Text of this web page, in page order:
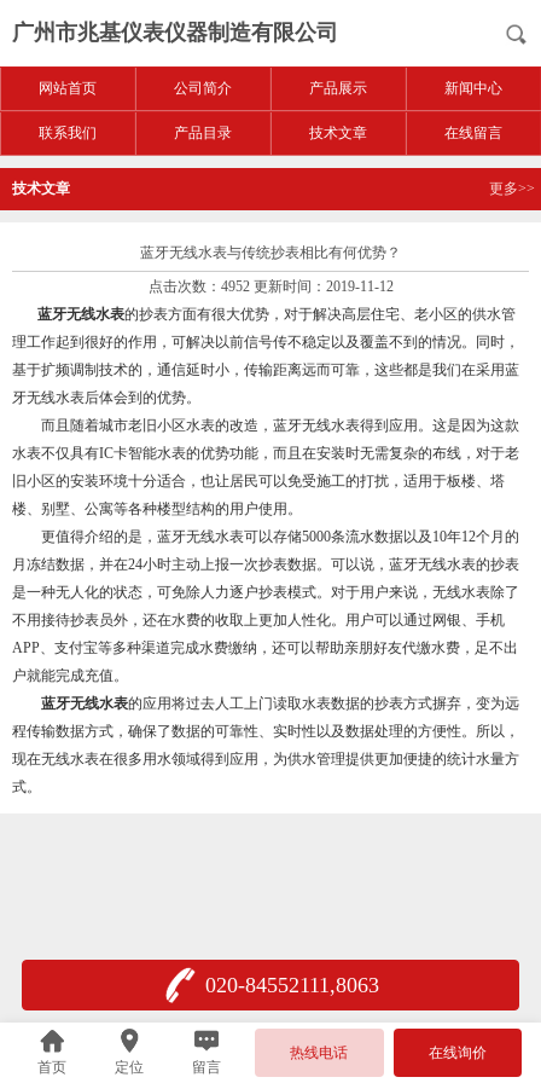
广州市兆基仪表仪器制造有限公司
网站首页 公司简介 产品展示 新闻中心
联系我们 产品目录 技术文章 在线留言
技术文章 更多>>
蓝牙无线水表与传统抄表相比有何优势？
点击次数：4952 更新时间：2019-11-12
蓝牙无线水表的抄表方面有很大优势，对于解决高层住宅、老小区的供水管
理工作起到很好的作用，可解决以前信号传不稳定以及覆盖不到的情况。同时，
基于扩频调制技术的，通信延时小，传输距离远而可靠，这些都是我们在采用蓝
牙无线水表后体会到的优势。
而且随着城市老旧小区水表的改造，蓝牙无线水表得到应用。这是因为这款
水表不仅具有IC卡智能水表的优势功能，而且在安装时无需复杂的布线，对于老
旧小区的安装环境十分适合，也让居民可以免受施工的打扰，适用于板楼、塔
楼、别墅、公寓等各种楼型结构的用户使用。
更值得介绍的是，蓝牙无线水表可以存储5000条流水数据以及10年12个月的
月冻结数据，并在24小时主动上报一次抄表数据。可以说，蓝牙无线水表的抄表
是一种无人化的状态，可免除人力逐户抄表模式。对于用户来说，无线水表除了
不用接待抄表员外，还在水费的收取上更加人性化。用户可以通过网银、手机
APP、支付宝等多种渠道完成水费缴纳，还可以帮助亲朋好友代缴水费，足不出
户就能完成充值。
蓝牙无线水表的应用将过去人工上门读取水表数据的抄表方式摒弃，变为远
程传输数据方式，确保了数据的可靠性、实时性以及数据处理的方便性。所以，
现在无线水表在很多用水领域得到应用，为供水管理提供更加便捷的统计水量方
式。
020-84552111,8063
首页 定位 留言
热线电话 在线询价